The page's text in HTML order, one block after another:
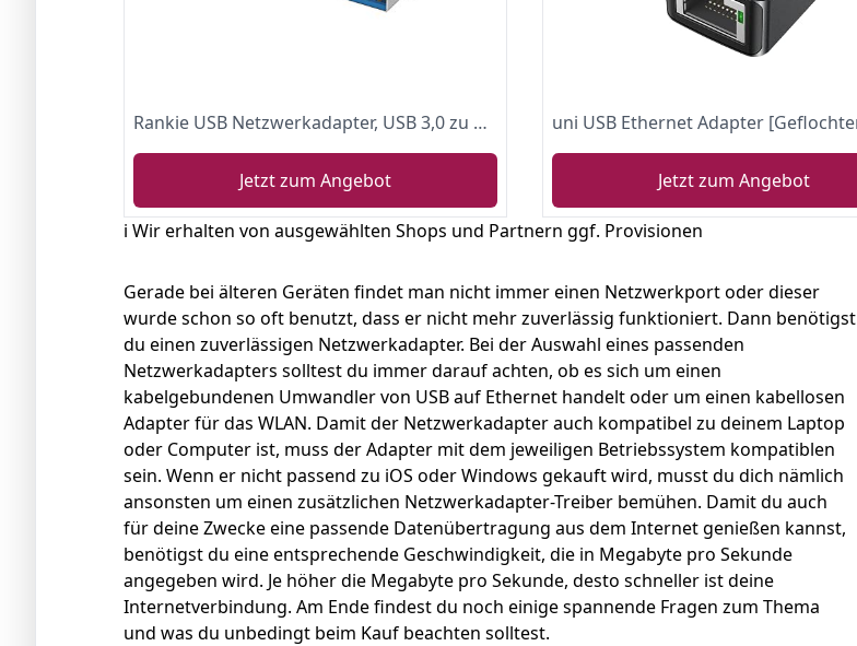
Rankie USB Netzwerkadapter, USB 3,0 zu RJ45 10 100 1000 Gigabit Ethernet Netzwerk Konverter, Schwarz
Jetzt zum Angebot Jetzt zum Angebot
ℹ️ Wir erhalten von ausgewählten Shops und Partnern ggf. Provisionen
Gerade bei älteren Geräten findet man nicht immer einen Netzwerkport oder dieser
wurde schon so oft benutzt, dass er nicht mehr zuverlässig funktioniert. Dann benötigst
du einen zuverlässigen Netzwerkadapter. Bei der Auswahl eines passenden
Netzwerkadapters solltest du immer darauf achten, ob es sich um einen
kabelgebundenen Umwandler von USB auf Ethernet handelt oder um einen kabellosen
Adapter für das WLAN. Damit der Netzwerkadapter auch kompatibel zu deinem Laptop
oder Computer ist, muss der Adapter mit dem jeweiligen Betriebssystem kompatiblen
sein. Wenn er nicht passend zu iOS oder Windows gekauft wird, musst du dich nämlich
ansonsten um einen zusätzlichen Netzwerkadapter-Treiber bemühen. Damit du auch
für deine Zwecke eine passende Datenübertragung aus dem Internet genießen kannst,
benötigst du eine entsprechende Geschwindigkeit, die in Megabyte pro Sekunde
angegeben wird. Je höher die Megabyte pro Sekunde, desto schneller ist deine
Internetverbindung. Am Ende findest du noch einige spannende Fragen zum Thema
und was du unbedingt beim Kauf beachten solltest.